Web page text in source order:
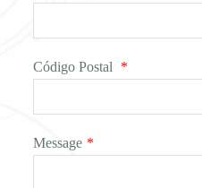
Código Postal *
Message *